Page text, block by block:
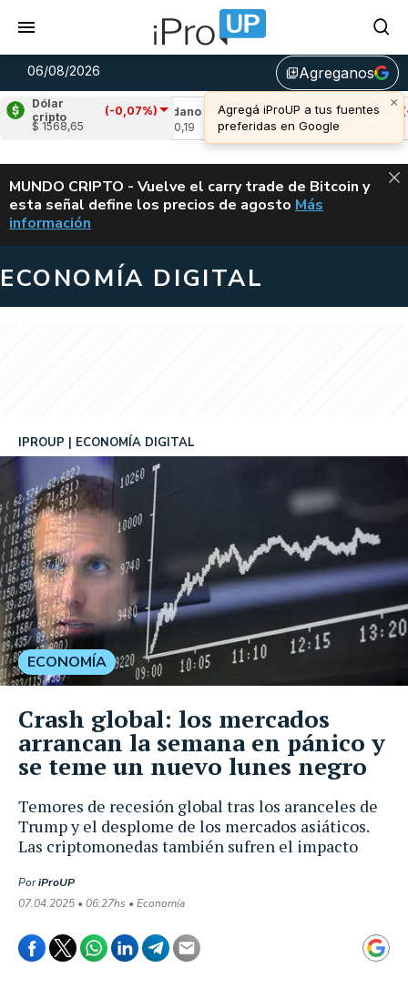
06/08/2026 library_addAgreganos
×
Agregá iProUP a tus fuentes
preferidas en Google
Dólar
cripto
(-0,07%)
$ 1568,65
Cardano (-1,12%)
Avalanche (-
u$s 6,44
ALERTA
MUNDO CRIPTO - Vuelve el carry trade de Bitcoin y
esta señal define los precios de agosto VUELVE EL
Más
información
ECONOMÍA DIGITAL
Temores de recesión global tras los aranceles de
Trump y el desplome de los mercados asiáticos.
Las criptomonedas también sufren el impacto
IPROUP ECONOMÍA DIGITAL
PoriProUP
07.04.2025 • 06:27hs • Economía
ECONOMÍA
Crash global: los mercados
arrancan la semana en pánico y
se teme un nuevo lunes negro